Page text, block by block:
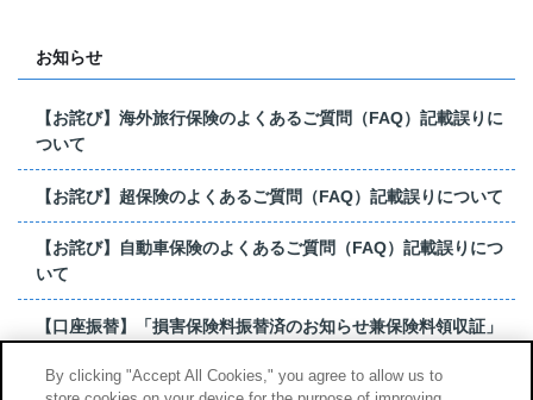
お知らせ
【お詫び】海外旅行保険のよくあるご質問（FAQ）記載誤りに
ついて
【お詫び】超保険のよくあるご質問（FAQ）記載誤りについて
【お詫び】自動車保険のよくあるご質問（FAQ）記載誤りにつ
いて
【口座振替】「損害保険料振替済のお知らせ兼保険料領収証」
By clicking "Accept All Cookies," you agree to allow us to